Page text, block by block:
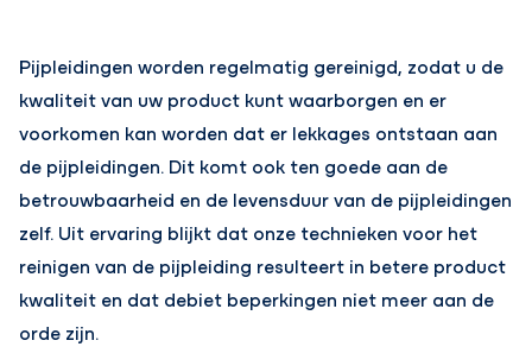
Pijpleidingen worden regelmatig gereinigd, zodat u de
kwaliteit van uw product kunt waarborgen en er
voorkomen kan worden dat er lekkages ontstaan aan
de pijpleidingen. Dit komt ook ten goede aan de
betrouwbaarheid en de levensduur van de pijpleidingen
zelf. Uit ervaring blijkt dat onze technieken voor het
reinigen van de pijpleiding resulteert in betere product
kwaliteit en dat debiet beperkingen niet meer aan de
orde zijn.